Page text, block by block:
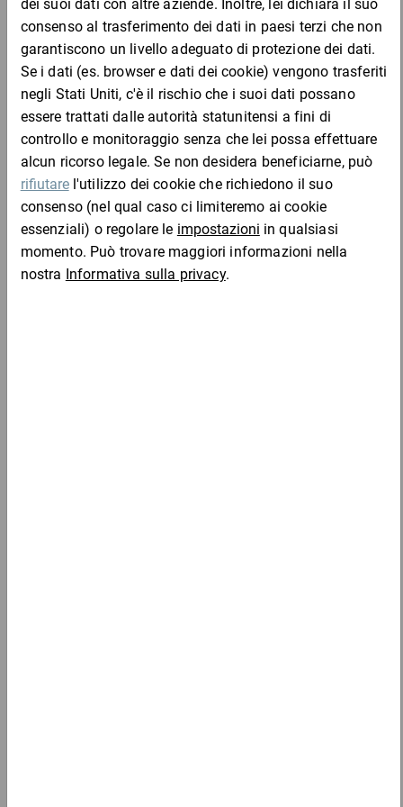
pronta per la spedizione in sole cinque mosse
spedizione in formato piatto, salvaspazio
apertura e chiusura semplici
riciclabile e con certificazione RESY
Materiale:
cartone a onda singola in blu, colore interno: marrone
ratioform flow – L’acceleratore di efficienza del processo di
imballaggio.
R6B
Da 20
Da 60
Da
48,80 €
Campione
R1B
Da 20
1,87 €
Da 60
1,81 €
per 1 Pezzo
37,40 €